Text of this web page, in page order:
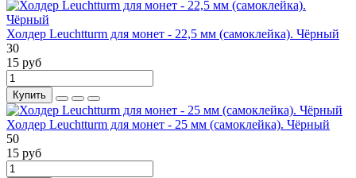
Холдер Leuchtturm для монет - 22,5 мм (самоклейка). Чёрный
30
15 руб
Купить
Холдер Leuchtturm для монет - 25 мм (самоклейка). Чёрный
50
15 руб